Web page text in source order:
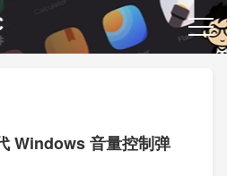
Windows 音量控制弹